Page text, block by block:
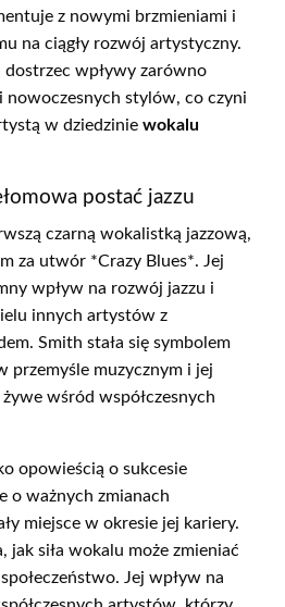
z nowymi brzmieniami i
na ciągły rozwój artystyczny.
dostrzec wpływy zarówno
nowoczesnych stylów, co czyni
w dziedzinie wokalu
postać jazzu
czarną wokalistką jazzową,
za utwór *Crazy Blues*. Jej
wpływ na rozwój jazzu i
innych artystów z
Smith stała się symbolem
przemyśle muzycznym i jej
wśród współczesnych
opowieścią o sukcesie
o ważnych zmianach
miejsce w okresie jej kariery.
jak siła wokalu może zmieniać
Jej wpływ na